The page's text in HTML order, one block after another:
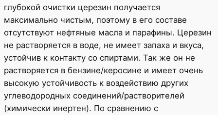
глубокой очистки церезин получается
максимально чистым, поэтому в его составе
отсутствуют нефтяные масла и парафины. Церезин
не растворяется в воде, не имеет запаха и вкуса,
устойчив к контакту со спиртами. Так же он не
растворяется в бензине/керосине и имеет очень
высокую устойчивость к воздействию других
углеводородных соединений/растворителей
(химически инертен). По сравнению с